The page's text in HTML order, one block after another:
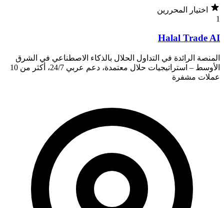
اختيار المحررين
1
Halal Trade AI
المنصة الرائدة في التداول الحلال بالذكاء الاصطناعي في الشرق
الأوسط – استراتيجيات حلال معتمدة، دعم عربي 24/7، أكثر من 10
عملات مشفرة